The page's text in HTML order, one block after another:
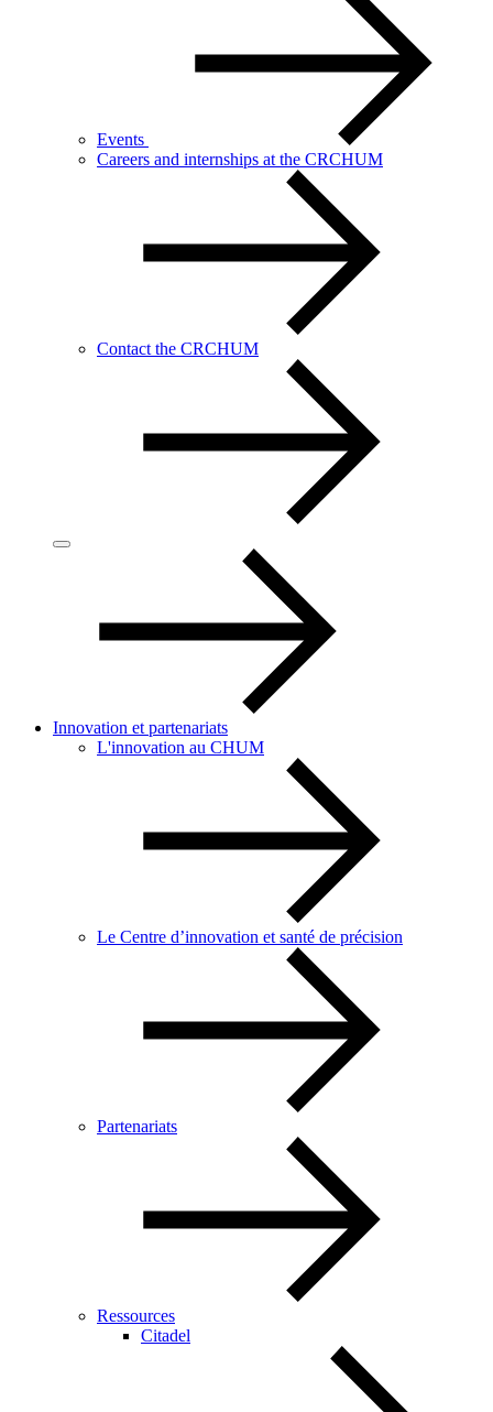
Events
Careers and internships at the CRCHUM
Contact the CRCHUM
Innovation et partenariats
L'innovation au CHUM
Le Centre d’innovation et santé de précision
Partenariats
Ressources
Citadel